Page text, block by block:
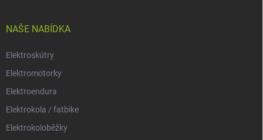
NAŠE NABÍDKA
Elektroskútry
Elektromotorky
Elektroendura
Elektrokola / fatbike
Elektrokoloběžky